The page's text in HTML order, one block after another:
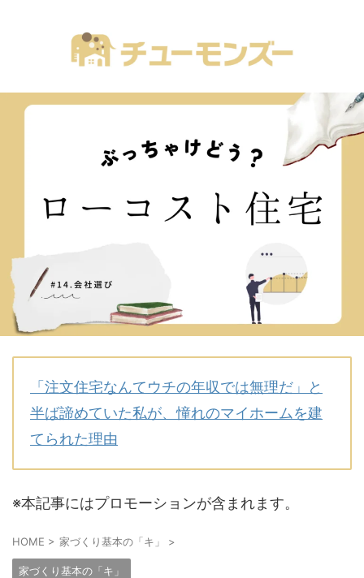
「注文住宅なんてウチの年収では無理だ」と
半ば諦めていた私が、憧れのマイホームを建
てられた理由
※本記事にはプロモーションが含まれます。
HOME > 家づくり基本の「キ」 >
家づくり基本の「キ」